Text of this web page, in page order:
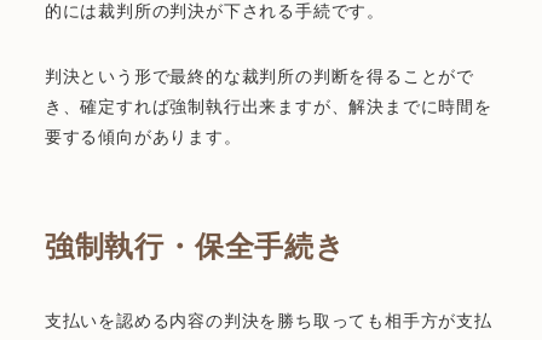
的には裁判所の判決が下される手続です。
判決という形で最終的な裁判所の判断を得ることがで
き、確定すれば強制執行出来ますが、解決までに時間を
要する傾向があります。
強制執行・保全手続き
支払いを認める内容の判決を勝ち取っても相手方が支払